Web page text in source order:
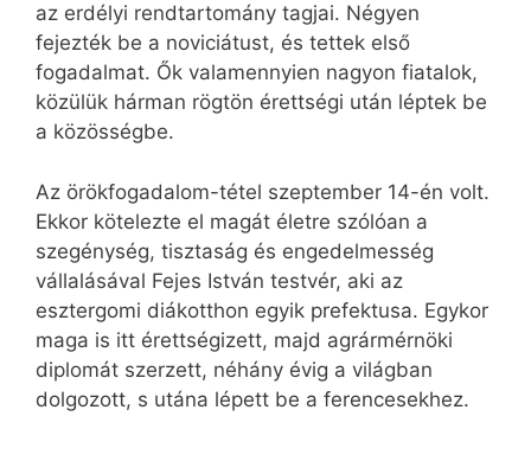
az erdélyi rendtartomány tagjai. Négyen
fejezték be a noviciátust, és tettek első
fogadalmat. Ők valamennyien nagyon fiatalok,
közülük hárman rögtön érettségi után léptek be
a közösségbe.
Az örökfogadalom-tétel szeptember 14-én volt.
Ekkor kötelezte el magát életre szólóan a
szegénység, tisztaság és engedelmesség
vállalásával Fejes István testvér, aki az
esztergomi diákotthon egyik prefektusa. Egykor
maga is itt érettségizett, majd agrármérnöki
diplomát szerzett, néhány évig a világban
dolgozott, s utána lépett be a ferencesekhez.